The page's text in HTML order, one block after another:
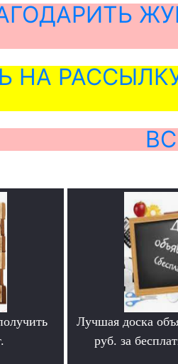
НА
Лучшая доска
руб. за